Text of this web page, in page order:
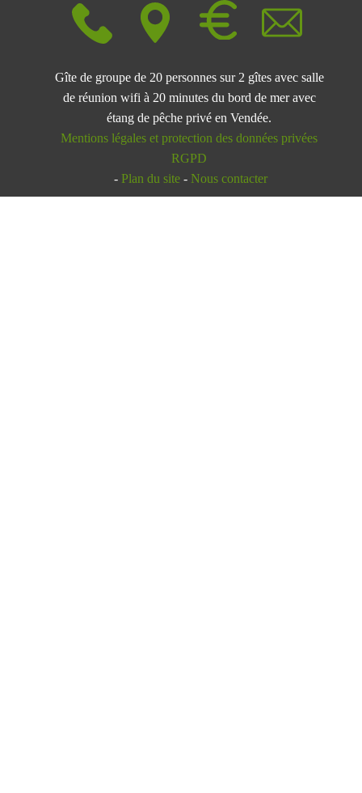
Gîte de groupe de 20 personnes sur 2 gîtes avec salle
de réunion wifi à 20 minutes du bord de mer avec
étang de pêche privé en Vendée.
Mentions légales et protection des données privées
RGPD
- Plan du site - Nous contacter